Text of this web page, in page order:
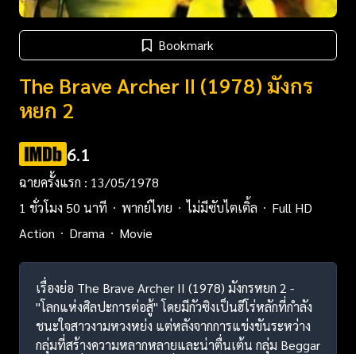
Bookmark
The Brave Archer II (1978) มังกร
หยก 2
6.1
ฉายครั้งแรก : 13/05/1978
1 ชั่วโมง 50 นาที
พากย์ไทย ไม่มีซับไตเติ้ล
Full HD
Action
Drama Movie
เรื่องย่อ The Brave Archer II (1978) มังกรหยก 2 -
"โลกแห่งศิลปะการต่อสู้" โดยมีกัวซิงเป็นฮีโร่หลักที่กำลัง
ชนะใจสาวงามหวงหย่ง แต่หลังจากการแข่งขันระหว่าง
กลุ่มที่สร้างความหลากหลายและน่าตื่นเต้น กลุ่ม Beggar